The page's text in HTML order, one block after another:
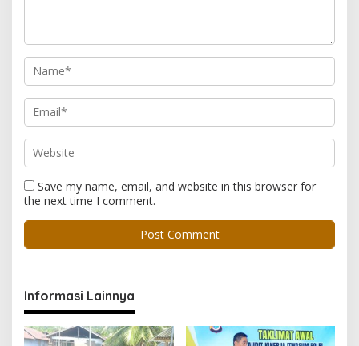
Save my name, email, and website in this browser for
the next time I comment.
Informasi Lainnya